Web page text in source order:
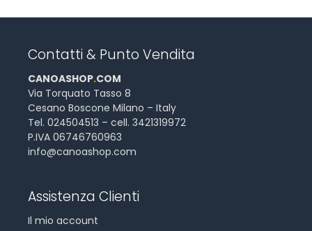
Contatti & Punto Vendita
CANOASHOP.COM
Via Torquato Tasso 8
Cesano Boscone Milano – Italy
Tel. 024504513 – cell. 3421319972
P.IVA 06746760963
info@canoashop.com
Assistenza Clienti
Il mio account